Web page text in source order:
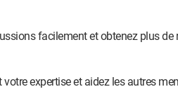
facilement et obtenez plus de
votre expertise et aidez les autres